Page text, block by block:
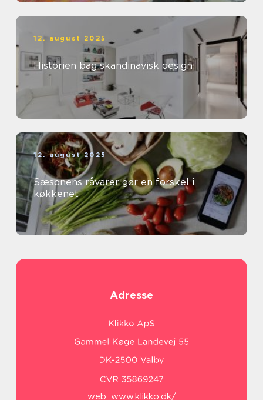
12. august 2025
Historien bag skandinavisk design
12. august 2025
Sæsonens råvarer gør en forskel i
køkkenet
Adresse
web: www.klikko.dk/